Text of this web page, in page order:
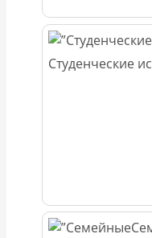
Студенческие